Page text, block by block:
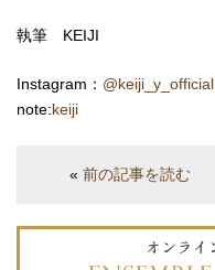
執筆 KEIJI
Instagram： @keiji_y_official
note:keiji
«前の記事を読む